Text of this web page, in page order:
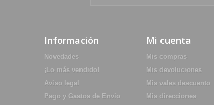
Información
Novedades
¡Lo más vendido!
Aviso legal
Pago y Gastos de Envio
Mi cuenta
Mis compras
Mis devoluciones
Mis vales descuento
Mis direcciones